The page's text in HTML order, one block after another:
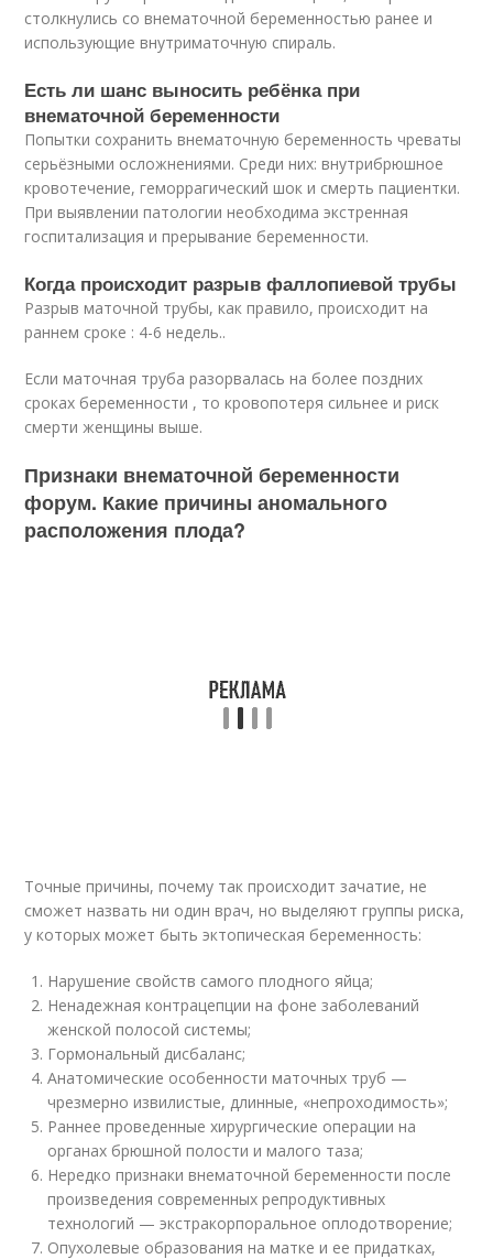
столкнулись со внематочной беременностью ранее и
использующие внутриматочную спираль.
Есть ли шанс выносить ребёнка при
внематочной беременности
Попытки сохранить внематочную беременность чреваты
серьёзными осложнениями. Среди них: внутрибрюшное
кровотечение, геморрагический шок и смерть пациентки.
При выявлении патологии необходима экстренная
госпитализация и прерывание беременности.
Когда происходит разрыв фаллопиевой трубы
Разрыв маточной трубы, как правило, происходит на
раннем сроке : 4-6 недель..
Если маточная труба разорвалась на более поздних
сроках беременности , то кровопотеря сильнее и риск
смерти женщины выше.
Признаки внематочной беременности
форум. Какие причины аномального
расположения плода?
Точные причины, почему так происходит зачатие, не
сможет назвать ни один врач, но выделяют группы риска,
у которых может быть эктопическая беременность:
Нарушение свойств самого плодного яйца;
Ненадежная контрацепции на фоне заболеваний
женской полосой системы;
Гормональный дисбаланс;
Анатомические особенности маточных труб —
чрезмерно извилистые, длинные, «непроходимость»;
Раннее проведенные хирургические операции на
органах брюшной полости и малого таза;
Нередко признаки внематочной беременности после
произведения современных репродуктивных
технологий — экстракорпоральное оплодотворение;
Опухолевые образования на матке и ее придатках,